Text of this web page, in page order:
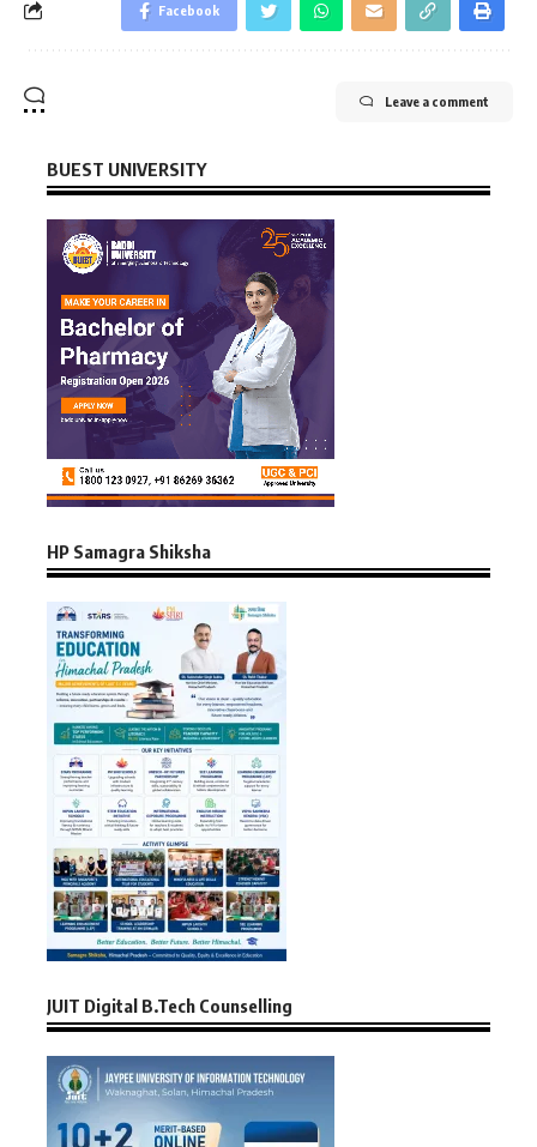
Facebook
Leave a comment
BUEST UNIVERSITY
HP Samagra Shiksha
JUIT Digital B.Tech Counselling